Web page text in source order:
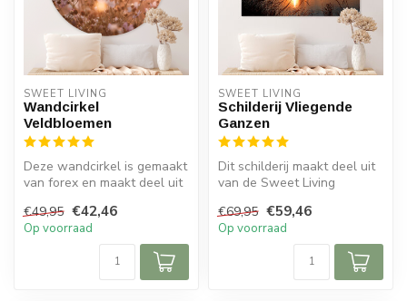
SWEET LIVING
Wandcirkel
Veldbloemen
Deze wandcirkel is gemaakt
van forex en maakt deel uit
€49,95 €42,46
Op voorraad
SWEET LIVING
Schilderij Vliegende
Ganzen
Dit schilderij maakt deel uit
van de Sweet Living
€69,95 €59,46
Op voorraad